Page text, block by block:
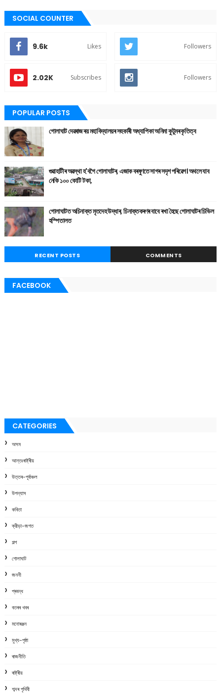
SOCIAL COUNTER
9.6k Likes Followers
2.02K Subscribes Followers
POPULAR POSTS
গোলাঘাট দেৱৰাজ ৰয় মহাবিদ্যালয়ৰ সহকাৰী অধ্যাপিকা অনিমা কুটুমৰ কৃতিত্ব
গুৱাহাটীৰ অৱস্থা হ'বগৈ গোলাঘাটৰ, এজাক বৰষুণতে সাগৰ সদৃশ পৰিৱেশ। অথলে যাব
নেকি ১০০ কোটি টকা,
গোলাঘাটত অচিনাক্ত মৃতদেহ উদ্ধাৰ, চিনাক্তকৰণৰ বাবে ৰখা হৈছে গোলাঘাটৰ চিভিল
হস্পিতালত
RECENT POSTS COMMENTS
FACEBOOK
CATEGORIES
অসম
আন্তঃৰাষ্ট্ৰীয়
উত্তৰ-পূৰ্বাঞ্চল
উপন্যাস
কবিতা
ক্রীড়া-জগত
গল্প
গোলাঘাট
জননী
প্ৰবন্ধ
বতৰৰ খবৰ
মনোৰঞ্জন
মুখ্য-পৃষ্ঠা
ৰাজনীতি
ৰাষ্ট্ৰীয়
শব্দৰ পৃথিবী